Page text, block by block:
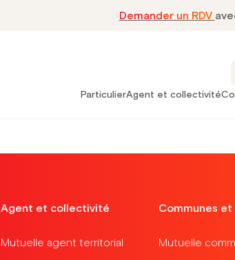
Demander un RDV
ParticulierAgent et collectivité
Agent et collectivité
Mutuelle agent territorial
Communes
Mutuelle